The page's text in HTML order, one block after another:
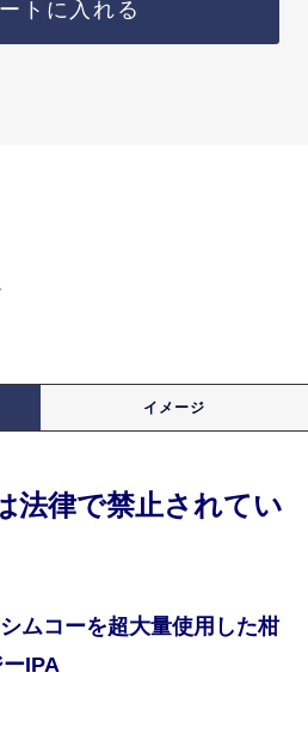
トに入れる
イメージ
法律で禁止されてい
ムコーを超大量使用した柑
IPA